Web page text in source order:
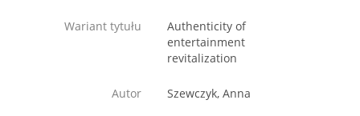
Wariant tytułu
Authenticity of
entertainment
revitalization
Autor Szewczyk, Anna